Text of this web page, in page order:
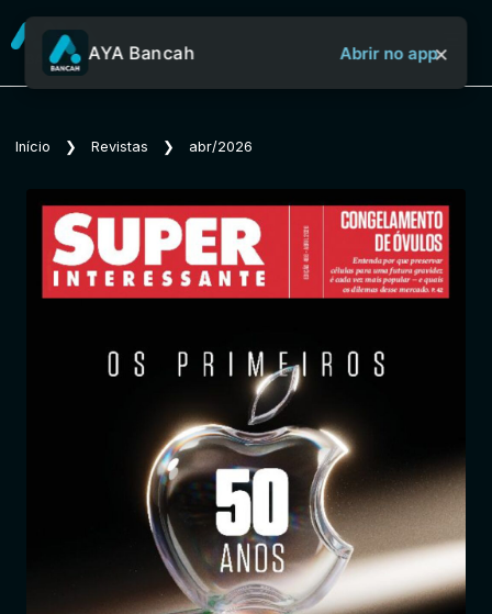
Sobre o Aya Bancah
Início
Jornais
Notícias
Entrar
AYA Bancah Abrir no app×
Início ❯ Revistas ❯ abr/2026